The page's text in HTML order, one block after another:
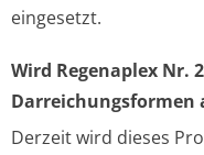
eingesetzt.
Wird Regenaplex Nr.
Darreichungsformen
Derzeit wird dieses